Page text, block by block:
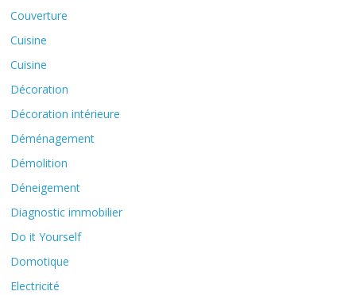
Couverture
Cuisine
Cuisine
Décoration
Décoration intérieure
Déménagement
Démolition
Déneigement
Diagnostic immobilier
Do it Yourself
Domotique
Electricité